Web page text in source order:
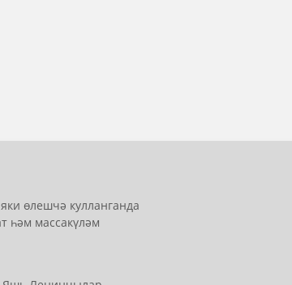
өлешчә кулланганда
һәм массакүләм